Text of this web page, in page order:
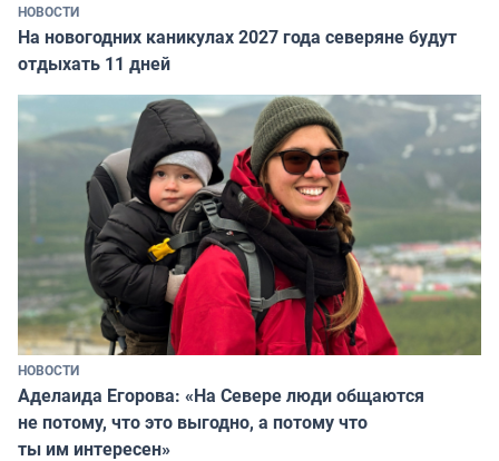
НОВОСТИ
На новогодних каникулах 2027 года северяне будут
отдыхать 11 дней
НОВОСТИ
Аделаида Егорова: «На Севере люди общаются
не потому, что это выгодно, а потому что
ты им интересен»